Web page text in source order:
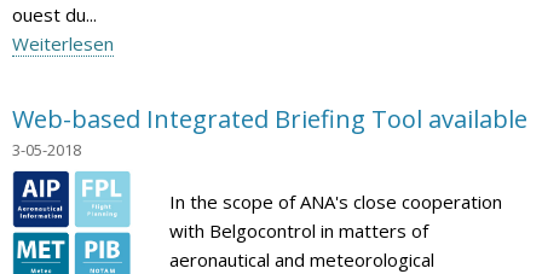
ouest du...
Weiterlesen
Web-based Integrated Briefing Tool available
3-05-2018
In the scope of ANA's close cooperation
with Belgocontrol in matters of
aeronautical and meteorological